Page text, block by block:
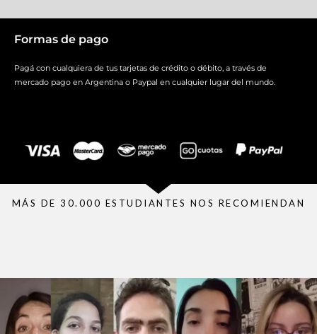
Formas de pago
Pagá con cualquiera de tus tarjetas de crédito o débito, a través de
mercado pago en Argentina o Paypal en cualquier lugar del mundo.
MÁS DE 30.000 ESTUDIANTES NOS RECOMIENDAN